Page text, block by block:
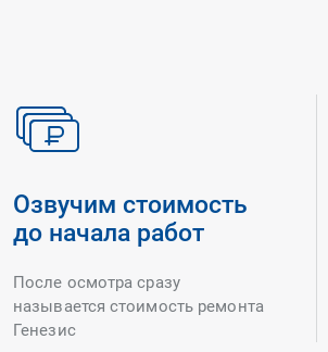
Озвучим стоимость
до начала работ
После осмотра сразу
называется стоимость ремонта
Генезис